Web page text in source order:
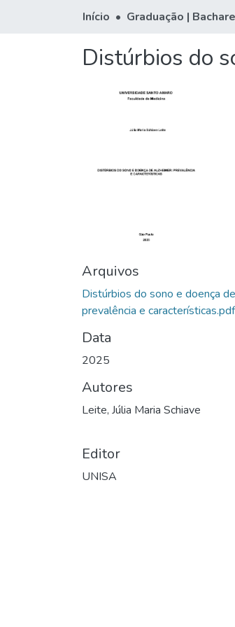
Início Graduação |
Distúrbios do
Arquivos
Distúrbios do sono e doença
prevalência e características.pdf
Data
2025
Autores
Leite, Júlia Maria Schiave
Editor
UNISA